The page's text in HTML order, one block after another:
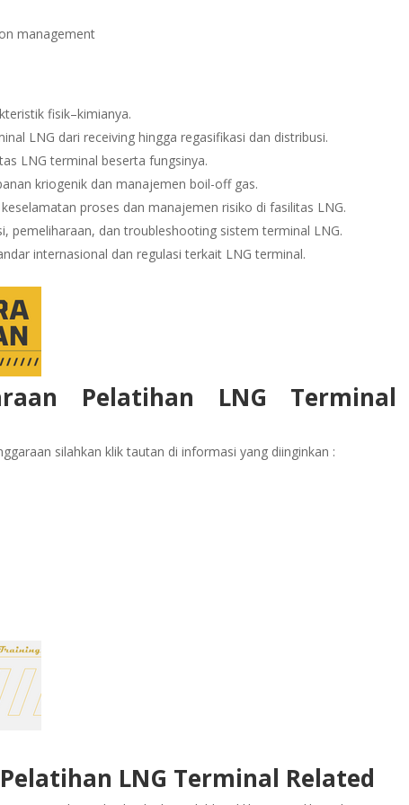
management
fisik–kimianya.
LNG dari receiving hingga regasifikasi dan distribusi.
LNG terminal beserta fungsinya.
kriogenik dan manajemen boil-off gas.
proses dan manajemen risiko di fasilitas LNG.
pemeliharaan, dan troubleshooting sistem terminal LNG.
internasional dan regulasi terkait LNG terminal.
Pelatihan LNG Terminal
silahkan klik tautan di informasi yang diinginkan :
LNG Terminal Related